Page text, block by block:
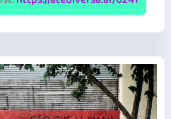
|
OM-
CSJN
Informes